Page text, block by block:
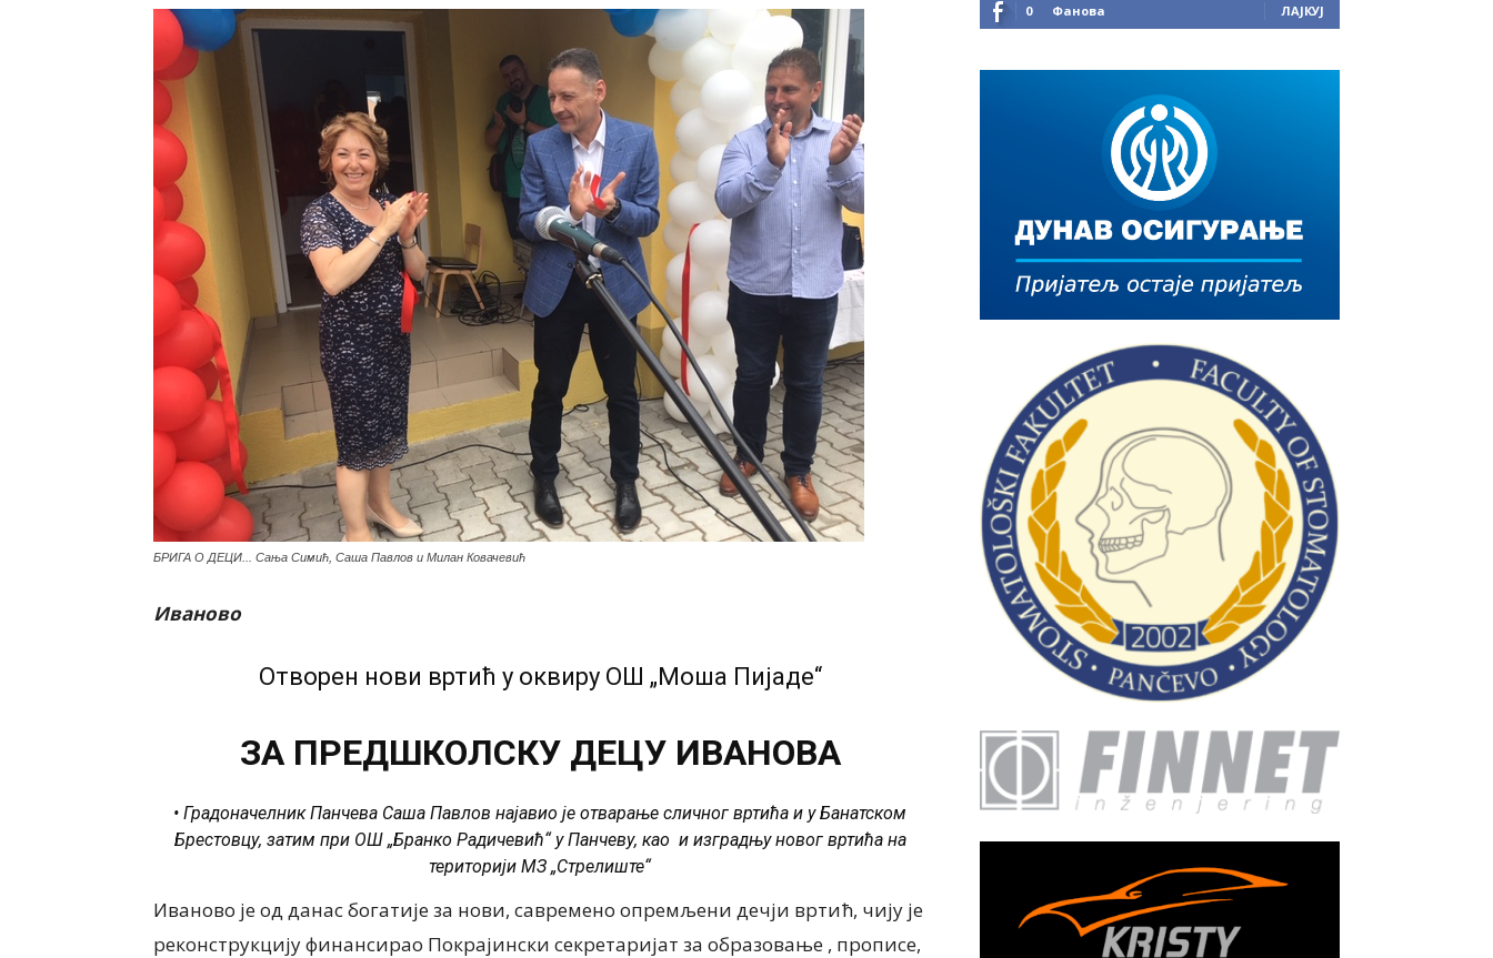
БРИГА О ДЕЦИ... Сања Симић, Саша Павлов и Милан Ковачевић
Иваново
Отворен нови вртић у оквиру ОШ „Моша Пијаде“
ЗА ПРЕДШКОЛСКУ ДЕЦУ ИВАНОВА
• Градоначелник Панчева Саша Павлов најавио је отварање сличног вртића и у Банатском
Брестовцу, затим при ОШ „Бранко Радичевић“ у Панчеву, као и изградњу новог вртића на
територији МЗ „Стрелиште“
Иваново је од данас богатије за нови, савремено опремљени дечји вртић, чију је
реконструкцију финансирао Покрајински секретаријат за образовање , прописе,
0 Фанова ЛАЈКУЈ